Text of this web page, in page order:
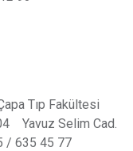
Tıp Fakültesi
Yavuz Selim Cad.
/ 635 45 77